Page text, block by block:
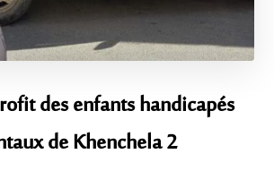
des enfants handicapés
de Khenchela 2